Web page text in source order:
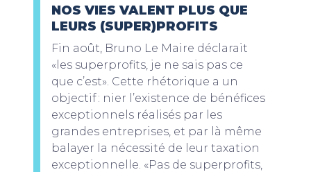
NOS VIES VALENT PLUS QUE
LEURS (SUPER)PROFITS
Fin août, Bruno Le Maire déclarait
«les superprofits, je ne sais pas ce
que c’est». Cette rhétorique a un
objectif : nier l’existence de bénéfices
exceptionnels réalisés par les
grandes entreprises, et par là même
balayer la nécessité de leur taxation
exceptionnelle. «Pas de superprofits,